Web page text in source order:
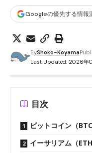
Googleの優先する情報
Last Updated: 2026年
ByShoko-Koyama
目次
ビットコイン（
イーサリアム（